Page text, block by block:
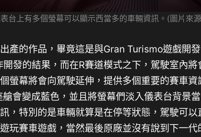
台上有多個螢幕可以顯示西當多的車輛資訊。(圖片來
產的作品，畢竟這是與Gran Turismo遊戲開
發的結果，而在R賽道模式之下，駕駛室內將
螢幕將會向駕駛延伸，提供多個重要的賽車資
會變成藍色，並且將螢幕們淡入儀表台背景
，特別的是車輛就算是在停等狀態，駕駛可以
玩賽車遊戲，當然最後原廠並沒有說到下一代